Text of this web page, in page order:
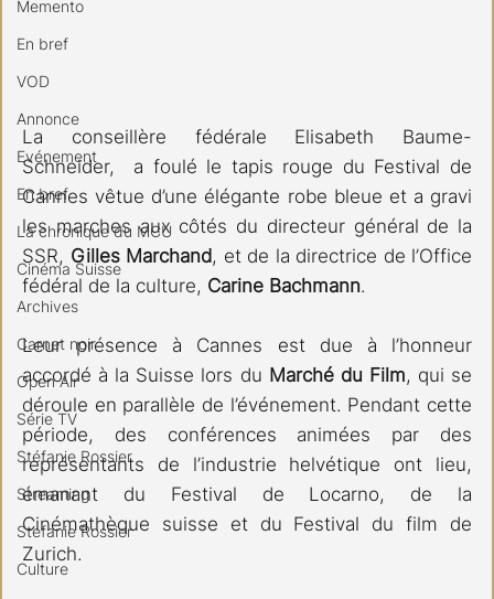
Memento
En bref
VOD
Annonce
Evénement
En bref
La chronique du MCU
Cinéma Suisse
Archives
Carnet noir
Open Air
Série TV
Stéfanie Rossier
Streaming
Stefanie Rossier
Culture
La conseillère fédérale Elisabeth Baume-
Schneider,  a foulé le tapis rouge du Festival de
Cannes vêtue d’une élégante robe bleue et a gravi
les marches aux côtés du directeur général de la
SSR, Gilles Marchand, et de la directrice de l’Office
fédéral de la culture, Carine Bachmann.
Leur présence à Cannes est due à l’honneur
accordé à la Suisse lors du Marché du Film, qui se
déroule en parallèle de l’événement. Pendant cette
période, des conférences animées par des
représentants de l’industrie helvétique ont lieu,
émanant du Festival de Locarno, de la
Cinémathèque suisse et du Festival du film de
Zurich.